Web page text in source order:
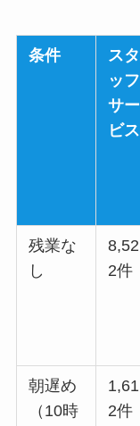
条件
スタ
ッフ
サー
ビス
残業な
し
8,52
2件
朝遅め
（10時
1,61
2件